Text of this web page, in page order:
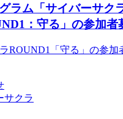
ラム「サイバーサク
：守る」の参加者
ROUND1「守る」の参加
サクラ